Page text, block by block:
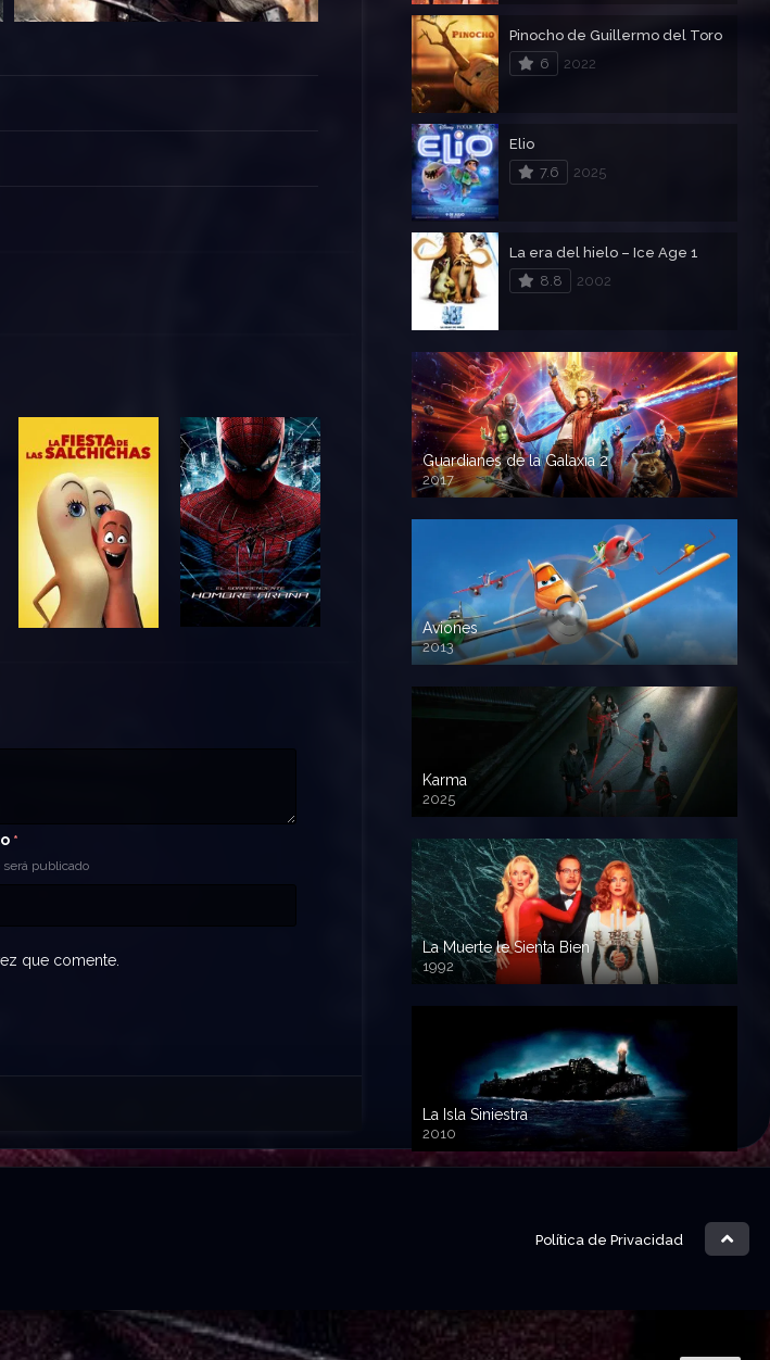
*
será publicado
que comente.
Pinocho de Guillermo del Toro
6
2022
Elio
7.6
2025
La era del hielo – Ice Age 1
8.8
2002
Guardianes de la Galaxia 2
2017
720p HD
Aviones
2013
720 HD
Karma
2025
La Muerte le Sienta Bien
1992
720p HD
La Isla Siniestra
2010
720p HD
Política de Privacidad